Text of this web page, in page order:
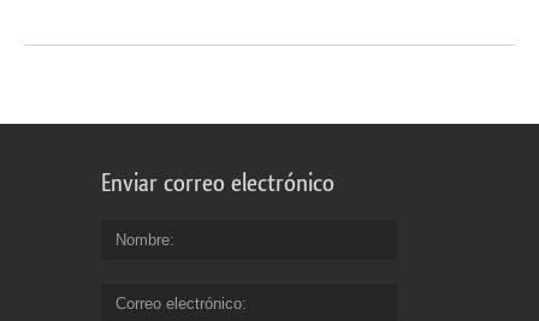
Enviar correo electrónico
Nombre
Correo electrónico